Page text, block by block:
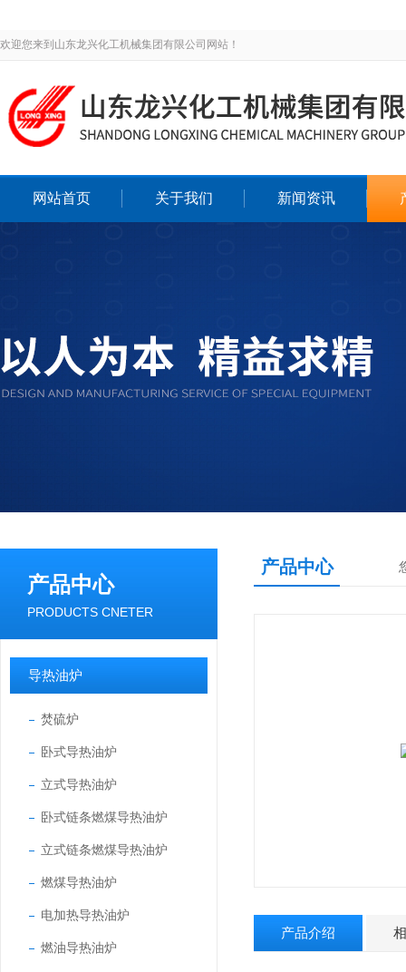
欢迎您来到山东龙兴化工机械集团有限公司网站！
网站首页 关于我们 新闻资讯
产品中心
PRODUCTS CNETER
导热油炉
焚硫炉
卧式导热油炉
立式导热油炉
卧式链条燃煤导热油炉
立式链条燃煤导热油炉
燃煤导热油炉
电加热导热油炉
燃油导热油炉
产品中心
产品介绍